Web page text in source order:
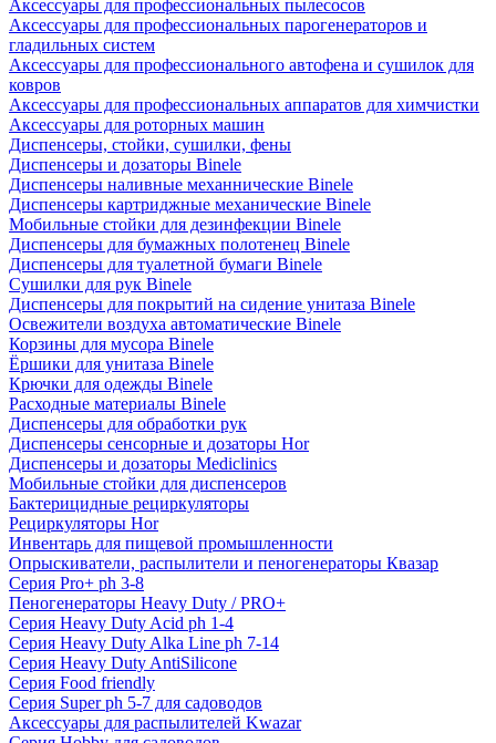
Аксессуары для профессиональных пылесосов
Аксессуары для профессиональных парогенераторов и
гладильных систем
Аксессуары для профессионального автофена и сушилок для
ковров
Аксессуары для профессиональных аппаратов для химчистки
Аксессуары для роторных машин
Диспенсеры, стойки, сушилки, фены
Диспенсеры и дозаторы Binele
Диспенсеры наливные механнические Binele
Диспенсеры картриджные механические Binele
Мобильные стойки для дезинфекции Binele
Диспенсеры для бумажных полотенец Binele
Диспенсеры для туалетной бумаги Binele
Сушилки для рук Binele
Диспенсеры для покрытий на сидение унитаза Binele
Освежители воздуха автоматические Binele
Корзины для мусора Binele
Ёршики для унитаза Binele
Крючки для одежды Binele
Расходные материалы Binele
Диспенсеры для обработки рук
Диспенсеры сенсорные и дозаторы Hor
Диспенсеры и дозаторы Mediclinics
Мобильные стойки для диспенсеров
Бактерицидные рециркуляторы
Рециркуляторы Hor
Инвентарь для пищевой промышленности
Опрыскиватели, распылители и пеногенераторы Квазар
Серия Pro+ ph 3-8
Пеногенераторы Heavy Duty / PRO+
Серия Heavy Duty Acid ph 1-4
Серия Heavy Duty Alka Line ph 7-14
Серия Heavy Duty AntiSilicone
Серия Food friendly
Серия Super ph 5-7 для садоводов
Аксессуары для распылителей Kwazar